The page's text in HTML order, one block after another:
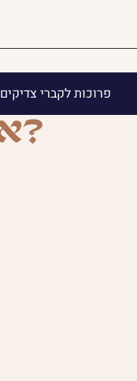
פרוכות לקברי צדיקים
איך לוקחים מידות למעיל לספר תורה?